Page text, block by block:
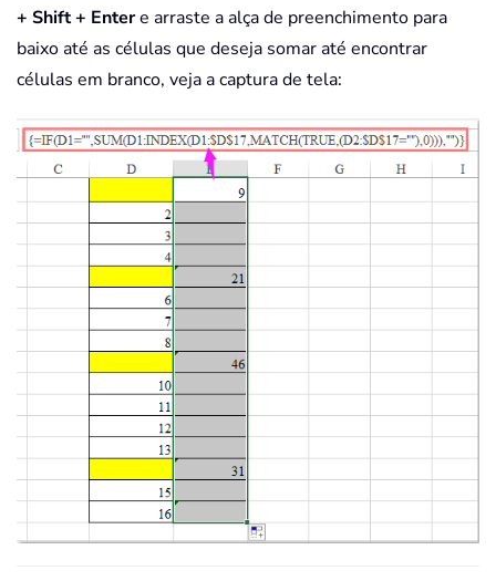
+ Shift + Entere arraste a alça de preenchimento para
baixo até as células que deseja somar até encontrar
células em branco, veja a captura de tela: